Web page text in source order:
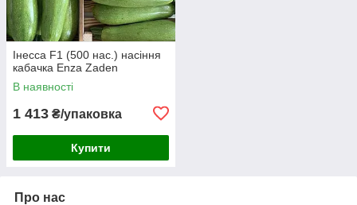
Інесса F1 (500 нас.) насіння
кабачка Enza Zaden
В наявності
1 413 ₴/упаковка
Купити
Про нас